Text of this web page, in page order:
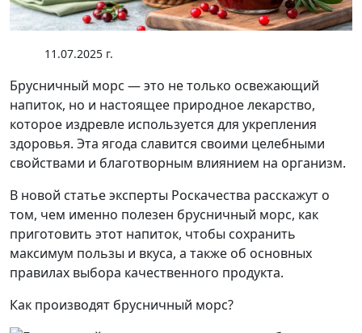
11.07.2025 г.
Брусничный морс — это не только освежающий
напиток, но и настоящее природное лекарство,
которое издревле используется для укрепления
здоровья. Эта ягода славится своими целебными
свойствами и благотворным влиянием на организм.
В новой статье эксперты Роскачества расскажут о
том, чем именно полезен брусничный морс, как
приготовить этот напиток, чтобы сохранить
максимум пользы и вкуса, а также об основных
правилах выбора качественного продукта.
Как производят брусничный морс?